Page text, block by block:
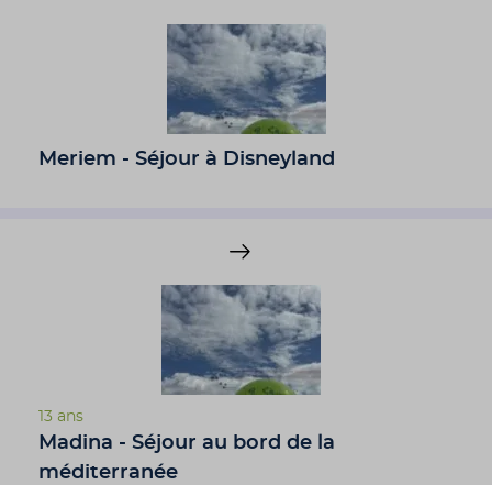
Meriem - Séjour à Disneyland
13 ans
Madina - Séjour au bord de la
méditerranée